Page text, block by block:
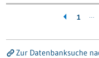
1 …
Zur Datenbanksuche